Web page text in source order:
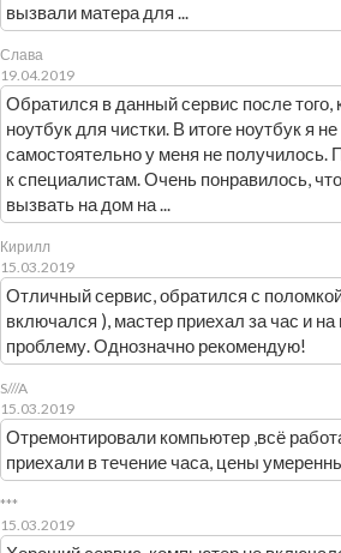
вызвали матера для ...
Слава
19.04.2019
Обратился в данный сервис после того,
ноутбук для чистки. В итоге ноутбук я
самостоятельно у меня не
к специалистам. Очень понравилось,
вызвать на дом на ...
Кирилл
15.03.2019
Отличный сервис, обратился с
включался ), мастер приехал за час и
проблему. Однозначно рекомендую!
S///A
15.03.2019
Отремонтировали компьютер ,всё
приехали в течение часа, цены
***
15.03.2019